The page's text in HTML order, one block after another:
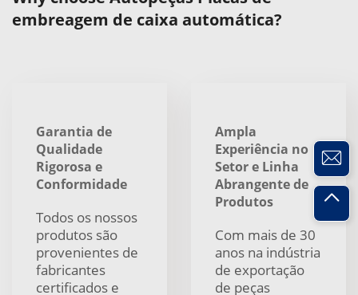
embreagem de caixa automática?
Garantia de
Qualidade
Rigorosa e
Conformidade
Todos os nossos
produtos são
provenientes de
fabricantes
certificados e
Ampla
Experiência no
Setor e Linha
Abrangente de
Produtos
Com mais de 30
anos na indústria
de exportação
de peças